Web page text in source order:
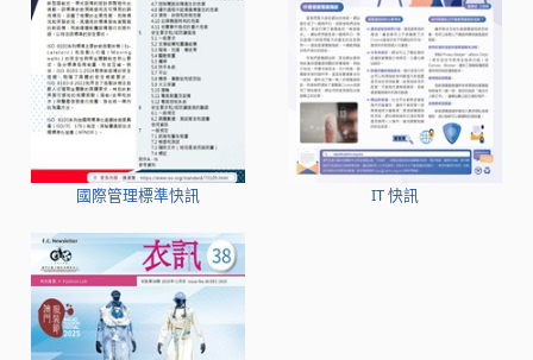
國際管理標準快訊 IT 快訊